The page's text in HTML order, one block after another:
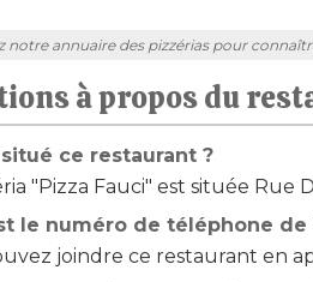
notre annuaire des pizzérias pour
à propos du
ce restaurant ?
"Pizza Fauci" est située Rue
le numéro de téléphone de
joindre ce restaurant en